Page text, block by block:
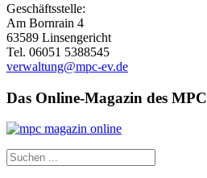
Geschäftsstelle:
Am Bornrain 4
63589 Linsengericht
Tel. 06051 5388545
verwaltung@mpc-ev.de
Das Online-Magazin des MPC